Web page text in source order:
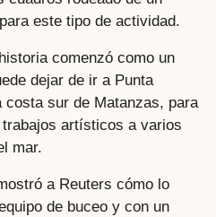
este tipo de actividad.
comenzó como un
dejar de ir a Punta
sur de Matanzas, para
artísticos a varios
mar.
a Reuters cómo lo
de buceo y con un